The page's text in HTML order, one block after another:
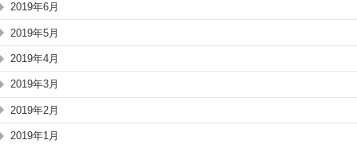
2019年6月
2019年5月
2019年4月
2019年3月
2019年2月
2019年1月